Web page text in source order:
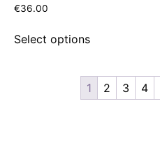
€36.00
Select options
1 2 3 4